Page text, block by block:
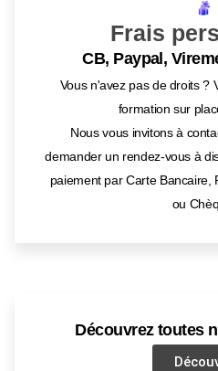
Frais
CB, Paypal,
Vous n'avez pas de droits ?
formation sur
Nous vous invitons à
demander un rendez-vous à
paiement par Carte Bancaire,
ou
Découvrez toutes